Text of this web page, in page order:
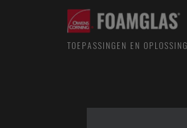
TOEPASSINGEN EN